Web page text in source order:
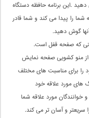
.این برنامه حافظه دستگاه
را پیدا می کند و شما قادر
گوش دهید.
که صفحه قفل است.
از منو کشویی صفحه نمایش
برای مناسبت های مختلف
های مورد علاقه خود
مورد علاقه شما
سریعتر و آسان تر می کند.